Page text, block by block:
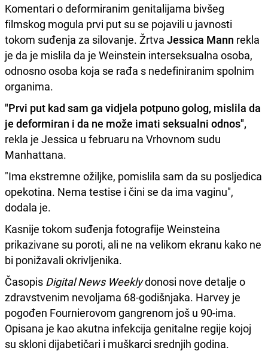
Komentari o deformiranim genitalijama bivšeg
filmskog mogula prvi put su se pojavili u javnosti
tokom suđenja za silovanje. Žrtva Jessica Mann rekla
je da je mislila da je Weinstein interseksualna osoba,
odnosno osoba koja se rađa s nedefiniranim spolnim
organima.
"Prvi put kad sam ga vidjela potpuno golog, mislila da
je deformiran i da ne može imati seksualni odnos",
rekla je Jessica u februaru na Vrhovnom sudu
Manhattana.
"Ima ekstremne ožiljke, pomislila sam da su posljedica
opekotina. Nema testise i čini se da ima vaginu",
dodala je.
Kasnije tokom suđenja fotografije Weinsteina
prikazivane su poroti, ali ne na velikom ekranu kako ne
bi ponižavali okrivljenika.
Časopis Digital News Weeklydonosi nove detalje o
zdravstvenim nevoljama 68-godišnjaka. Harvey je
pogođen Fournierovom gangrenom još u 90-ima.
Opisana je kao akutna infekcija genitalne regije kojoj
su skloni dijabetičari i muškarci srednjih godina.